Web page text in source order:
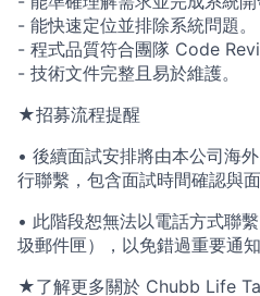
- 能快速定位並排除系統問題。
- 程式品質符合團隊 Code
- 技術文件完整且易於維護。
★招募流程提醒
• 後續面試安排將由本公司海外
行聯繫，包含面試時間確認與面
• 此階段恕無法以電話方式聯
圾郵件匣），以免錯過重要通知
★了解更多關於 Chubb Life